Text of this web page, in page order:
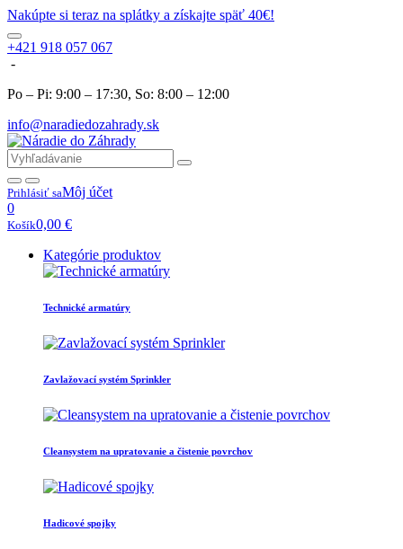
Nakúpte si teraz na splátky a získajte späť 40€!
+421 918 057 067
-
Po – Pi: 9:00 – 17:30, So: 8:00 – 12:00
info@naradiedozahrady.sk
Prihlásiť saMôj účet
0
Košík0,00 €
Kategórie produktov
Technické armatúry
Zavlažovací systém Sprinkler
Cleansystem na upratovanie a čistenie povrchov
Hadicové spojky